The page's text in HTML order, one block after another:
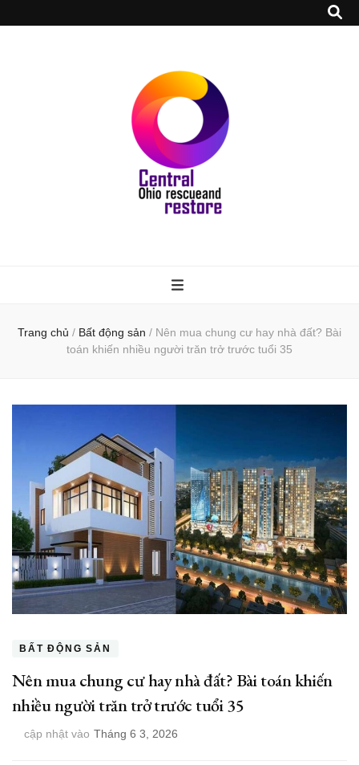
Trang chủ / Bất động sản / Nên mua chung cư hay nhà đất? Bài
toán khiến nhiều người trăn trở trước tuổi 35
BẤT ĐỘNG SẢN
Nên mua chung cư hay nhà đất? Bài toán khiến
nhiều người trăn trở trước tuổi 35
cập nhật vào Tháng 6 3, 2026